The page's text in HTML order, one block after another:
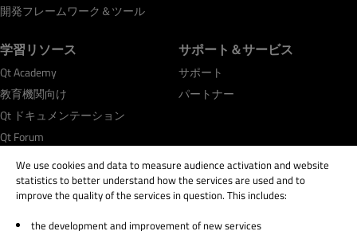
開発フレームワーク＆ツール
学習リソース
Qt Academy
教育機関向け
Qt ドキュメンテーション
Qt Forum
サポート＆サービス
サポート
パートナー
We use cookies and data to measure audience activation and website
statistics to better understand how the services are used and to
improve the quality of the services in question. This includes:
the development and improvement of new services